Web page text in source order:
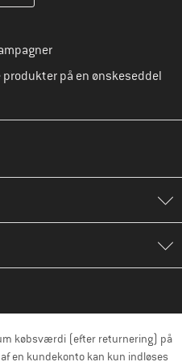
på en ønskeseddel
købsværdi (efter returnering) på
en kundekonto kan kun indløses